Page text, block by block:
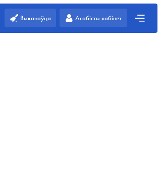
Выканаўца Асабісты кабінет